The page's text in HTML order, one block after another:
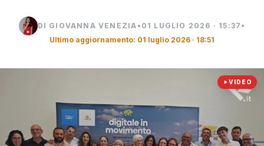
DI GIOVANNA VENEZIA • 01 LUGLIO 2026 · 15:37 •
Ultimo aggiornamento: 01 luglio 2026 · 18:51
VIDEO